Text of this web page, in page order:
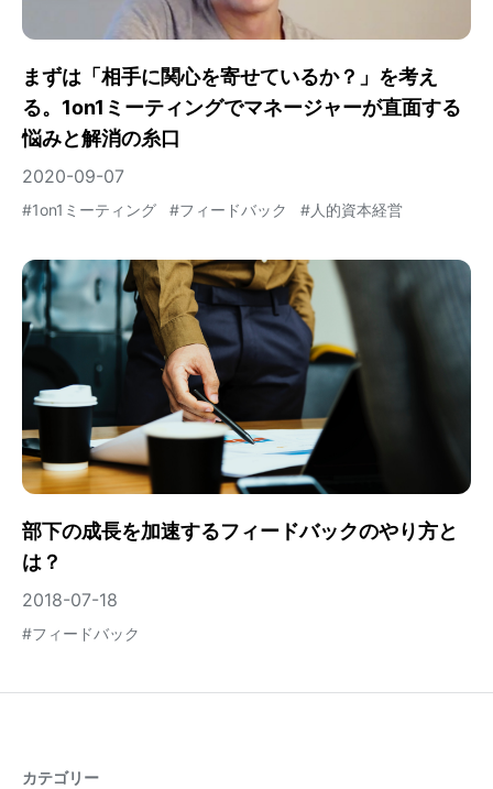
まずは「相手に関心を寄せているか？」を考え
る。1on1ミーティングでマネージャーが直面する
悩みと解消の糸口
2020-09-07
#1on1ミーティング #フィードバック #人的資本経営
部下の成長を加速するフィードバックのやり方と
は？
2018-07-18
#フィードバック
カテゴリー